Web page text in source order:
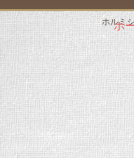
ホルミ
ホ